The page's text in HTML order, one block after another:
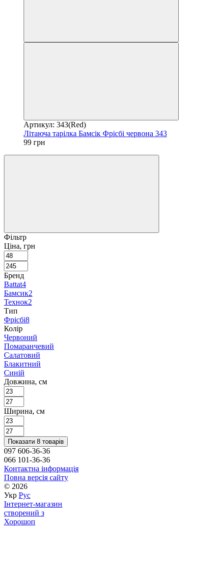
Артикул: 343(Red)
Літаюча тарілка Бамсік Фрісбі червона 343
99 грн
Фільтр
Ціна, грн
Бренд
Battat4
Бамсик2
Технок2
Тип
Фрісбі8
Колір
Червоний
Помаранчевий
Салатовий
Блакитний
Синій
Довжина, см
Ширина, см
Показати 8 товарів
097 606-36-36
066 101-36-36
Контактна інформація
Повна версія сайту
© 2026
Укр Рус
Інтернет-магазин
створений з
Хорошоп